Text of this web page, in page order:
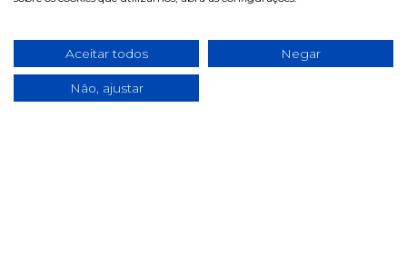
Aceitar todos Negar
Não, ajustar